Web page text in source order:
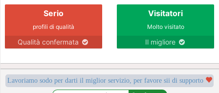
Serio
profili di qualità
Qualità confermata
Visitatori
Molto visitato
Il migliore
Lavoriamo sodo per darti il miglior servizio, per favore sii di supporto